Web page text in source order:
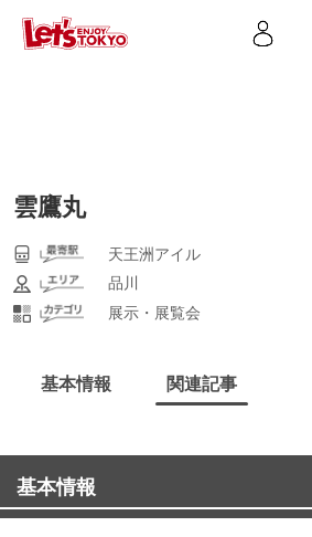
雲鷹丸
天王洲アイル
品川
展示・展覧会
基本情報 関連記事
基本情報